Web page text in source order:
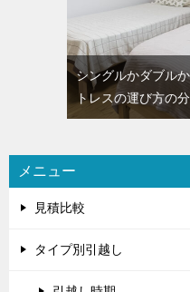
シングルかダブル
トレスの運び方の
メニュー
見積比較
タイプ別引越し